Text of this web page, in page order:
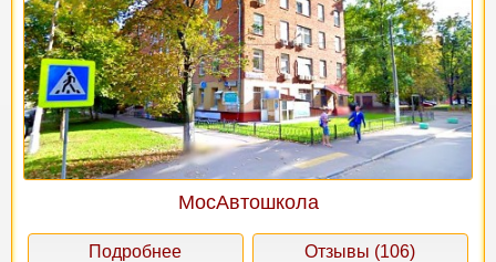
МосАвтошкола
Подробнее Отзывы (106)